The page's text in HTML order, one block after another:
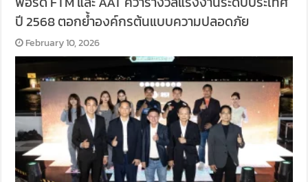
ปี 2568 ตอกย้ำองค์กรต้นแบบความปลอดภัย
February 10, 2026